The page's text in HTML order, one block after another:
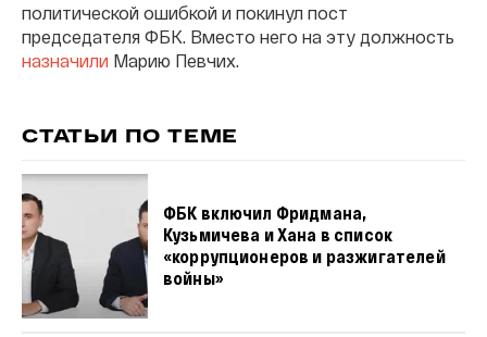
политической ошибкой и покинул пост
председателя ФБК. Вместо него на эту должность
назначили Марию Певчих.
СТАТЬИ ПО ТЕМЕ
ФБК включил Фридмана,
Кузьмичева и Хана в список
«коррупционеров и разжигателей
войны»